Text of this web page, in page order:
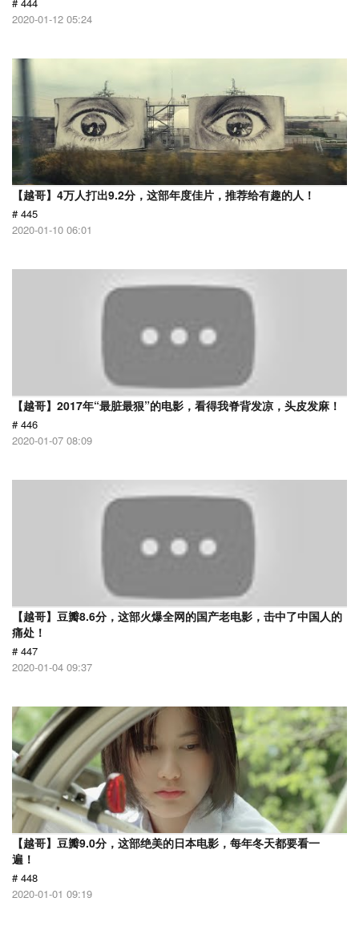
2020-01-12 05:24
【越哥】4万人打出9.2分，这部年度佳片，推荐给有趣的人！
# 445
2020-01-10 06:01
【越哥】2017年“最脏最狠”的电影，看得我脊背发凉，头皮发麻！
# 446
2020-01-07 08:09
【越哥】豆瓣8.6分，这部火爆全网的国产老电影，击中了中国人的
痛处！
# 447
2020-01-04 09:37
【越哥】豆瓣9.0分，这部绝美的日本电影，每年冬天都要看一
遍！
# 448
2020-01-01 09:19